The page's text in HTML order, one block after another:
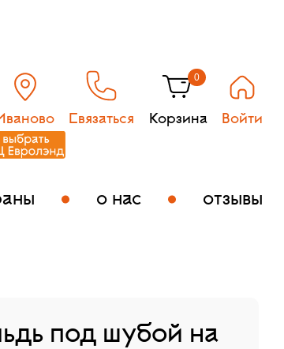
Связаться
0
Корзина Войти
о нас отзывы
под шубой на